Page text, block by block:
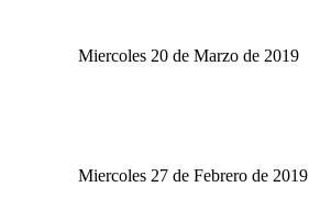
Miercoles 20 de Marzo de 2019
Miercoles 27 de Febrero de 2019